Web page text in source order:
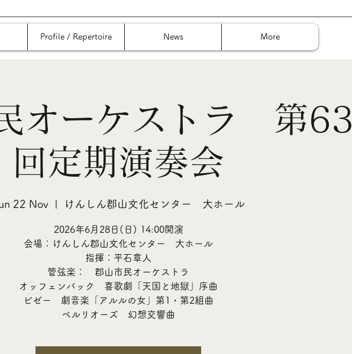
Profile / Repertoire News More
オーケストラ 第63
回定期演奏会
22 Nov けんしん郡山文化センター 大ホール
2026年6月28日(日) 14:00開演
会場：けんしん郡山文化センター 大ホール
指揮：平石章人
管弦楽： 郡山市民オーケストラ
オッフェンバック 喜歌劇「天国と地獄」序曲
ビゼー 劇音楽「アルルの女」第1・第2組曲